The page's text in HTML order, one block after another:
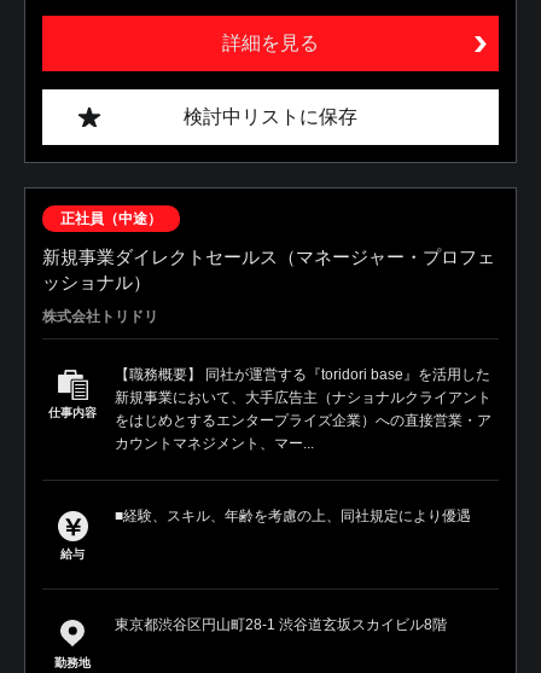
詳細を見る
検討中リストに保存
正社員（中途）
新規事業ダイレクトセールス（マネージャー・プロフェ
ッショナル）
株式会社トリドリ
仕事内容
【職務概要】 同社が運営する『toridori base』を活用した
新規事業において、大手広告主（ナショナルクライアント
をはじめとするエンタープライズ企業）への直接営業・ア
カウントマネジメント、マー...
給与
■経験、スキル、年齢を考慮の上、同社規定により優遇
勤務地
東京都渋谷区円山町28-1 渋谷道玄坂スカイビル8階